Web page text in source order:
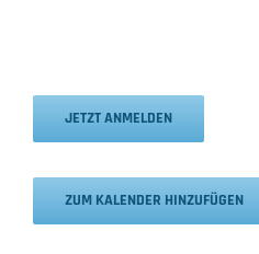
JETZT ANMELDEN
ZUM KALENDER HINZUFÜGEN